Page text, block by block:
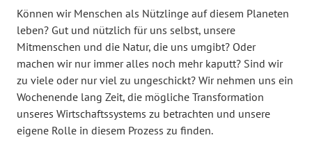
Können wir Menschen als Nützlinge auf diesem Planeten
leben? Gut und nützlich für uns selbst, unsere
Mitmenschen und die Natur, die uns umgibt? Oder
machen wir nur immer alles noch mehr kaputt? Sind wir
zu viele oder nur viel zu ungeschickt? Wir nehmen uns ein
Wochenende lang Zeit, die mögliche Transformation
unseres Wirtschaftssystems zu betrachten und unsere
eigene Rolle in diesem Prozess zu finden.